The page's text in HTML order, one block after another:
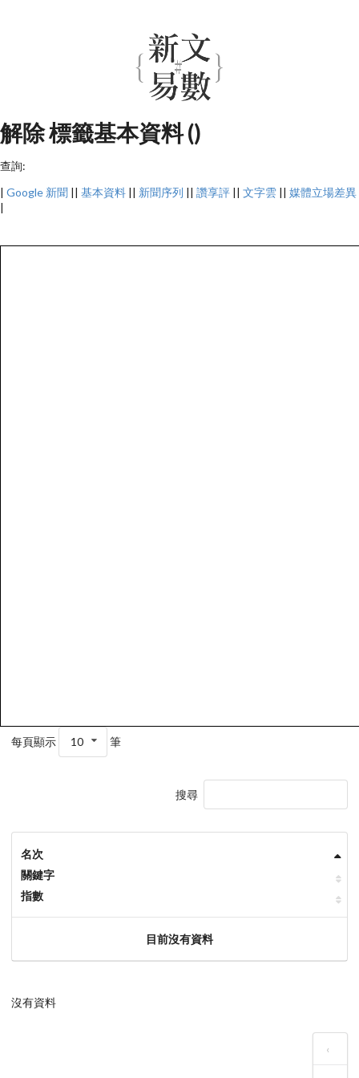
解除 標籤基本資料 ()
查詢:
| Google 新聞 || 基本資料 || 新聞序列 || 讚享評 || 文字雲 || 媒體立場差異
|
每頁顯示 10 筆
搜尋
名次
關鍵字
指數
目前沒有資料
沒有資料
‹